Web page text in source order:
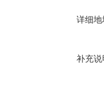
详细地
补充说